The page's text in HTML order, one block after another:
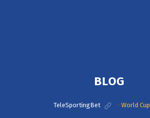
BLOG
TeleSportingBet > World Cup